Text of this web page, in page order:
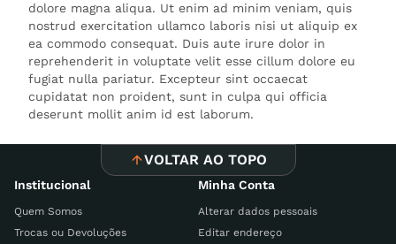
dolore magna aliqua. Ut enim ad minim veniam, quis
nostrud exercitation ullamco laboris nisi ut aliquip ex
ea commodo consequat. Duis aute irure dolor in
reprehenderit in voluptate velit esse cillum dolore eu
fugiat nulla pariatur. Excepteur sint occaecat
cupidatat non proident, sunt in culpa qui officia
deserunt mollit anim id est laborum.
VOLTAR AO TOPO
Institucional
Quem Somos
Trocas ou Devoluções
Minha Conta
Alterar dados pessoais
Editar endereço